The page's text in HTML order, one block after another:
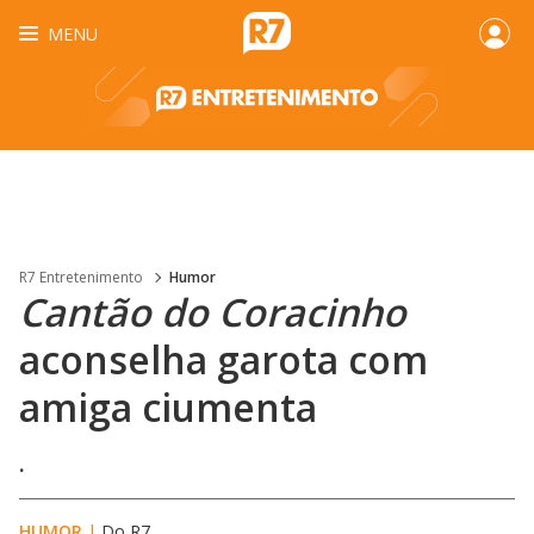
MENU
R7 Entretenimento Humor
Cantão do Coracinho
aconselha garota com
amiga ciumenta
.